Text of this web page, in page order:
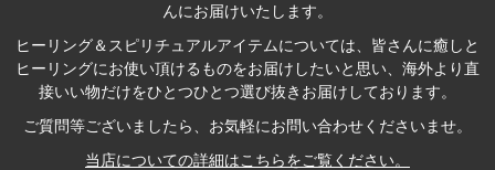
んにお届けいたします。
ヒーリング＆スピリチュアルアイテムについては、皆さんに癒しと
ヒーリングにお使い頂けるものをお届けしたいと思い、海外より直
接いい物だけをひとつひとつ選び抜きお届けしております。
ご質問等ございましたら、お気軽にお問い合わせくださいませ。
当店についての詳細はこちらをご覧ください。